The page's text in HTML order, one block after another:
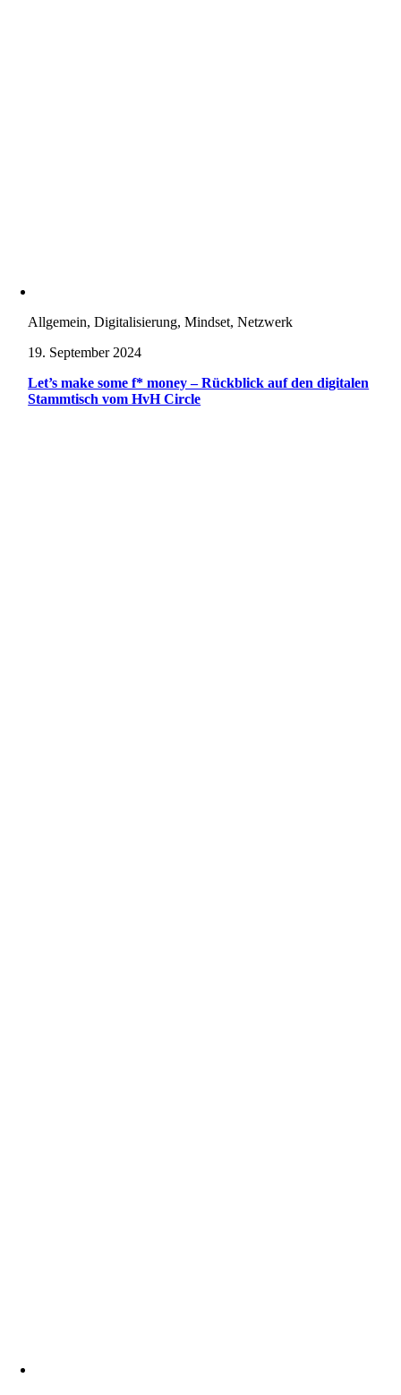
Allgemein, Digitalisierung, Mindset, Netzwerk
19. September 2024
Let’s make some f* money – Rückblick auf den digitalen
Stammtisch vom HvH Circle